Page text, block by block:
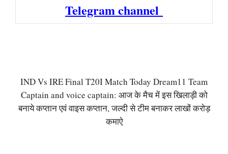
Telegram channel
IND Vs IRE Final T20I Match Today Dream11 Team
Captain and voice captain: आज के मैच में इस खिलाड़ी को
बनाये कप्तान एवं वाइस कप्तान, जल्दी से टीम बनाकर लाखों करोड़
कमाऐ